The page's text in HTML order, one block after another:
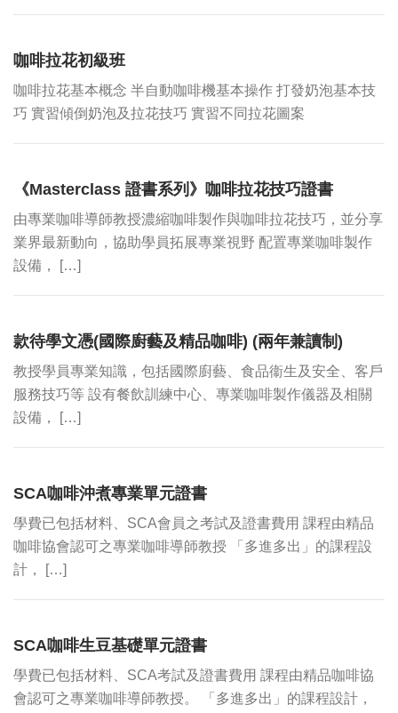
咖啡拉花初級班
咖啡拉花基本概念 半自動咖啡機基本操作 打發奶泡基本技
巧 實習傾倒奶泡及拉花技巧 實習不同拉花圖案
《Masterclass 證書系列》咖啡拉花技巧證書
由專業咖啡導師教授濃縮咖啡製作與咖啡拉花技巧，並分享
業界最新動向，協助學員拓展專業視野 配置專業咖啡製作
設備， […]
款待學文憑(國際廚藝及精品咖啡) (兩年兼讀制)
教授學員專業知識，包括國際廚藝、食品衞生及安全、客戶
服務技巧等 設有餐飲訓練中心、專業咖啡製作儀器及相關
設備， […]
SCA咖啡沖煮專業單元證書
學費已包括材料、SCA會員之考試及證書費用 課程由精品
咖啡協會認可之專業咖啡導師教授 「多進多出」的課程設
計， […]
SCA咖啡生豆基礎單元證書
學費已包括材料、SCA考試及證書費用 課程由精品咖啡協
會認可之專業咖啡導師教授。 「多進多出」的課程設計，